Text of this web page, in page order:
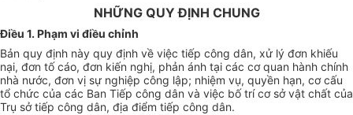
NHỮNG QUY ĐỊNH CHUNG
Điều 1. Phạm vi điều chỉnh
Bản quy định này quy định về việc tiếp công dân, xử lý đơn khiếu
nại, đơn tố cáo, đơn kiến nghị, phản ánh tại các cơ quan hành chính
nhà nước, đơn vị sự nghiệp công lập; nhiệm vụ, quyền hạn, cơ cấu
tổ chức của các Ban Tiếp công dân và việc bố trí cơ sở vật chất của
Trụ sở tiếp công dân, địa điểm tiếp công dân.